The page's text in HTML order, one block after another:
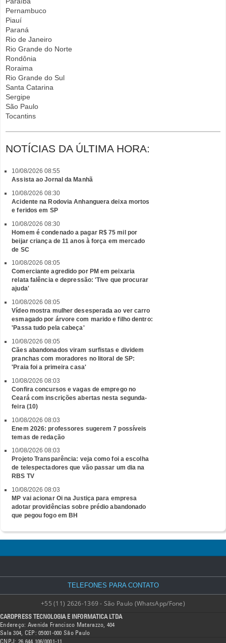
Pernambuco
Piauí
Paraná
Rio de Janeiro
Rio Grande do Norte
Rondônia
Roraima
Rio Grande do Sul
Santa Catarina
Sergipe
São Paulo
Tocantins
NOTÍCIAS DA ÚLTIMA HORA:
10/08/2026 08:55
Assista ao Jornal da Manhã
10/08/2026 08:30
Acidente na Rodovia Anhanguera deixa mortos
e feridos em SP
10/08/2026 08:30
Homem é condenado a pagar R$ 75 mil por
beijar criança de 11 anos à força em mercado
de SC
10/08/2026 08:05
Comerciante agredido por PM em peixaria
relata falência e depressão: 'Tive que procurar
ajuda'
10/08/2026 08:05
Vídeo mostra mulher desesperada ao ver carro
esmagado por árvore com marido e filho dentro:
'Passa tudo pela cabeça'
10/08/2026 08:05
Cães abandonados viram surfistas e dividem
pranchas com moradores no litoral de SP:
'Praia foi a primeira casa'
10/08/2026 08:03
Confira concursos e vagas de emprego no
Ceará com inscrições abertas nesta segunda-
feira (10)
10/08/2026 08:03
Enem 2026: professores sugerem 7 possíveis
temas de redação
10/08/2026 08:03
Projeto Transparência: veja como foi a escolha
de telespectadores que vão passar um dia na
RBS TV
10/08/2026 08:03
MP vai acionar Oi na Justiça para empresa
adotar providências sobre prédio abandonado
que pegou fogo em BH
TELEFONES PARA CONTATO
+55 (11) 2626-1369 - São Paulo (WhatsApp/Fone)
CARDPRESS TECNOLOGIA E INFORMATICA LTDA
Endereço: Avenida Francisco Matarazzo, 404
Sala 304, CEP: 05001-000 São Paulo
CNPJ: 26.644.106/0001-11